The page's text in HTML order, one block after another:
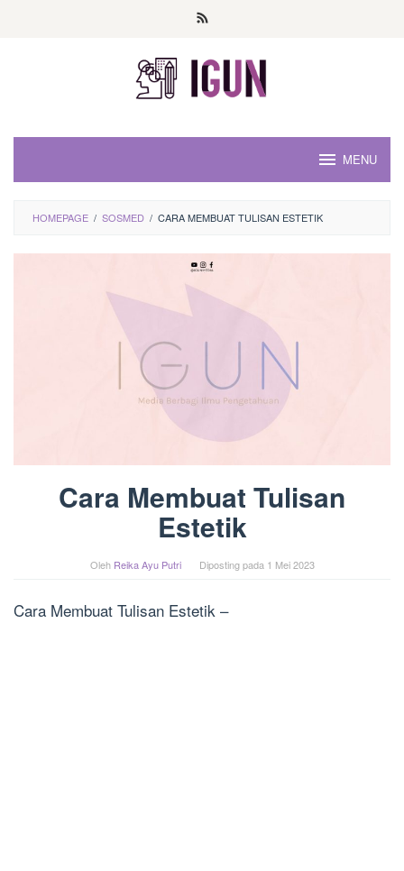
MENU
HOMEPAGE / SOSMED / CARA MEMBUAT TULISAN ESTETIK
Cara Membuat Tulisan
Estetik
Oleh Reika Ayu Putri Diposting pada 1 Mei 2023
Cara Membuat Tulisan Estetik –